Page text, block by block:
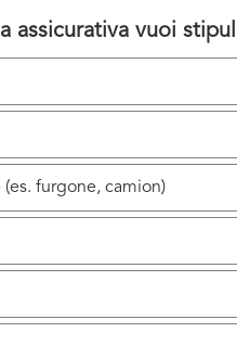
assicurativa vuoi
furgone, camion)